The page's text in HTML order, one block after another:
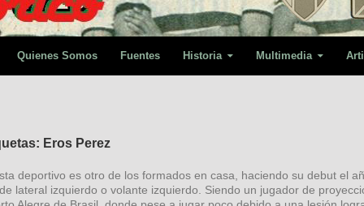
Quienes Somos Fuentes Historia Multimedia
Eros Perez
deportivo es otro de los formados en casa, haciendo su debut el
lateral izquierdo o volante izquierdo. Siendo un jugador de